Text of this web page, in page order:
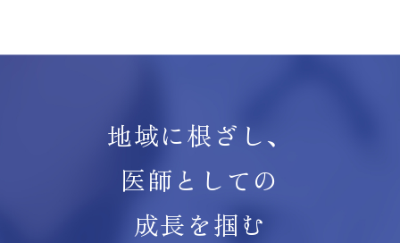
地域に根ざし、
医師としての
成長を掴む